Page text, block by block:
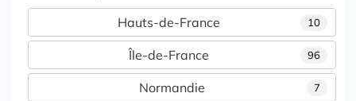
10
Hauts-de-France
96
Île-de-France
7
Normandie